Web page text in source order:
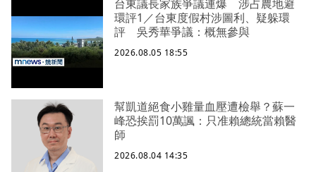
台東議長家族爭議連爆 涉占農地避
環評1／台東度假村涉圖利、疑躲環
評 吳秀華爭議：概無參與
2026.08.05 18:55
幫凱道絕食小雞量血壓遭檢舉？蘇一
峰恐挨罰10萬諷：只准賴總統當賴醫
師
2026.08.04 14:35